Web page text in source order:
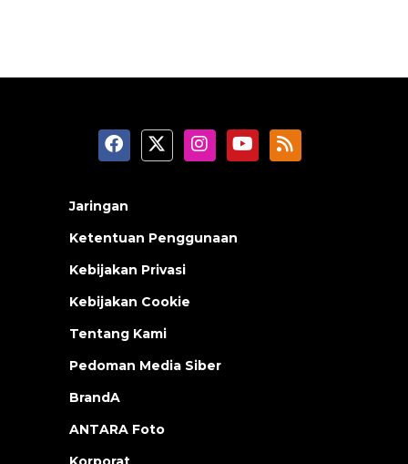
Jaringan
Ketentuan Penggunaan
Kebijakan Privasi
Kebijakan Cookie
Tentang Kami
Pedoman Media Siber
BrandA
ANTARA Foto